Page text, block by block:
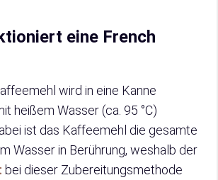
eine French
wird in eine Kanne
heißem Wasser (ca. 95 °C)
ist das Kaffeemehl die gesamte
Wasser in Berührung, weshalb der
bei dieser Zubereitungsmethode